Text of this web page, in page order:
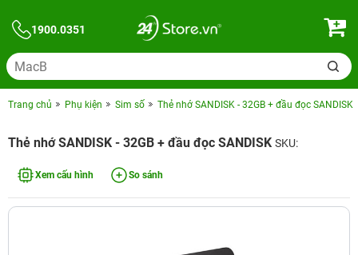
1900.0351
Trang chủ Phụ kiện Sim số Thẻ nhớ SANDISK - 32GB + đầu đọc SANDISK
Thẻ nhớ SANDISK - 32GB + đầu đọc SANDISK SKU:
Xem cấu hình So sánh